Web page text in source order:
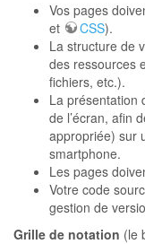
Vos pages
et
CSS).
La structure de
des ressources
fichiers, etc.).
La présentation
de l’écran, afin
appropriée) sur
smartphone.
Les pages
Votre code
gestion de
Grille de notation (le